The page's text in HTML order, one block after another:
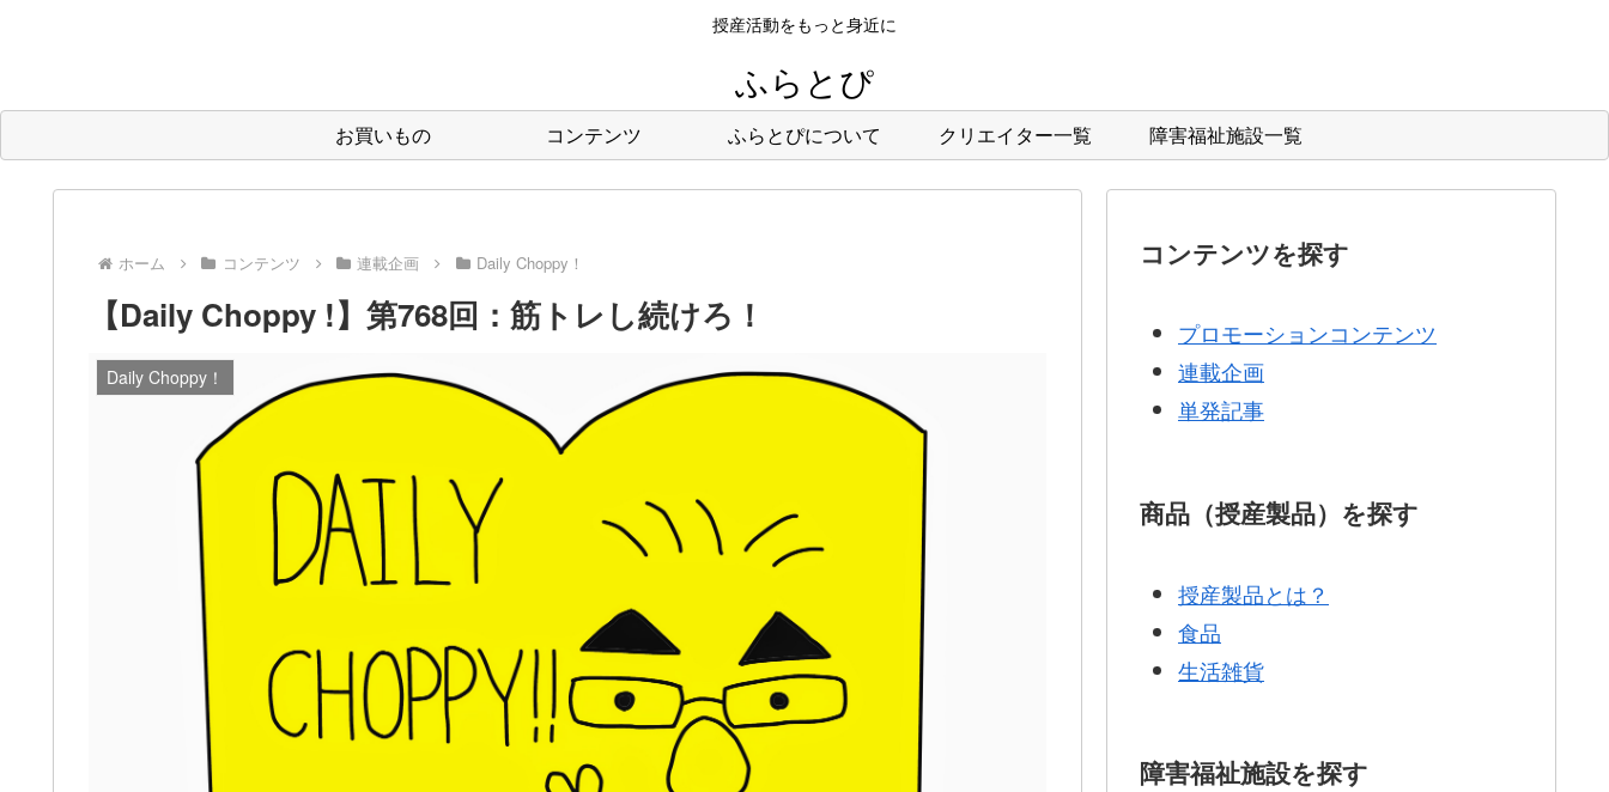
授産活動をもっと身近に
ふらとぴ
お買いもの コンテンツ ふらとぴについて クリエイター一覧 障害福祉施設一覧
ホーム コンテンツ 連載企画 Daily Choppy！
【Daily Choppy !】第768回：筋トレし続けろ！
Daily Choppy！
コンテンツを探す
プロモーションコンテンツ
連載企画
単発記事
商品（授産製品）を探す
授産製品とは？
食品
生活雑貨
障害福祉施設を探す